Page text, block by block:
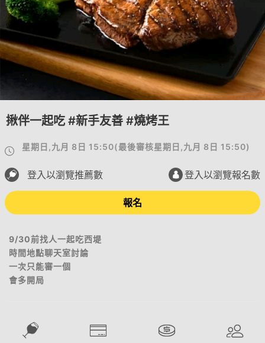
揪伴一起吃 #新手友善 #燒烤王
星期日,九月 8日 15:50(最後審核星期日,九月 8日 15:50)
登入以瀏覽推薦數 登入以瀏覽報名數
報名
9/30前找人一起吃西堤
時間地點聊天室討論
一次只能審一個
會多開局